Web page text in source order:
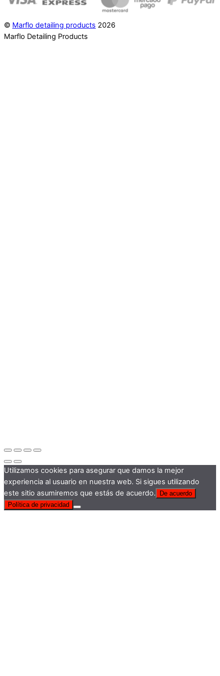
© Marflo detailing products 2026
Marflo Detailing Products
Utilizamos cookies para asegurar que damos la mejor
experiencia al usuario en nuestra web. Si sigues utilizando
este sitio asumiremos que estás de acuerdo.
De acuerdo
Política de privacidad